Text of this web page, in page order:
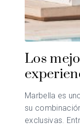
Los
Marbella es
su
exclusivas.